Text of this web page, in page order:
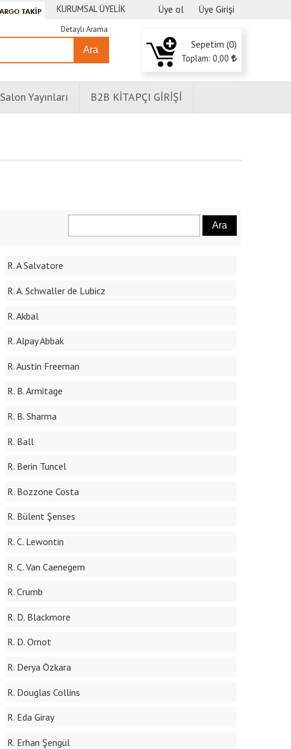
Üye ol Üye Girişi
KURUMSAL ÜYELİK
Ara
Detaylı Arama
Sepetim (0)
Toplam: 0 ,00
Salon Yayınları B2B KİTAPÇI GİRİŞİ
R. A Salvatore
R. A. Schwaller de Lubicz
R. Akbal
R. Alpay Abbak
R. Austin Freeman
R. B. Armitage
R. B. Sharma
R. Ball
R. Berin Tuncel
R. Bozzone Costa
R. Bülent Şenses
R. C. Lewontin
R. C. Van Caenegem
R. Crumb
R. D. Blackmore
R. D. Ornot
R. Derya Özkara
R. Douglas Collins
R. Eda Giray
R. Erhan Şengül